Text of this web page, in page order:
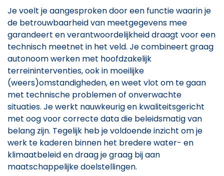
Je voelt je aangesproken door een functie waarin je
de betrouwbaarheid van meetgegevens mee
garandeert en verantwoordelijkheid draagt voor een
technisch meetnet in het veld. Je combineert graag
autonoom werken met hoofdzakelijk
terreininterventies, ook in moeilijke
(weers)omstandigheden, en weet vlot om te gaan
met technische problemen of onverwachte
situaties. Je werkt nauwkeurig en kwaliteitsgericht
met oog voor correcte data die beleidsmatig van
belang zijn. Tegelijk heb je voldoende inzicht om je
werk te kaderen binnen het bredere water- en
klimaatbeleid en draag je graag bij aan
maatschappelijke doelstellingen.